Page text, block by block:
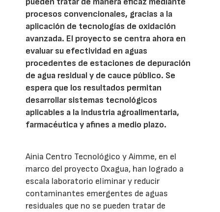
procesos convencionales, gracias a la
aplicación de tecnologías de oxidación
avanzada. El proyecto se centra ahora en
evaluar su efectividad en aguas
procedentes de estaciones de depuración
de agua residual y de cauce público. Se
espera que los resultados permitan
desarrollar sistemas tecnológicos
aplicables a la industria agroalimentaria,
farmacéutica y afines a medio plazo.
Ainia Centro Tecnológico y Aimme, en el
marco del proyecto Oxagua, han logrado a
escala laboratorio eliminar y reducir
contaminantes emergentes de aguas
residuales que no se pueden tratar de